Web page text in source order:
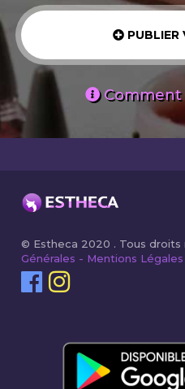
PUBLIER
Comment
© Estheca 2020 . Tous
Générales - Mentions